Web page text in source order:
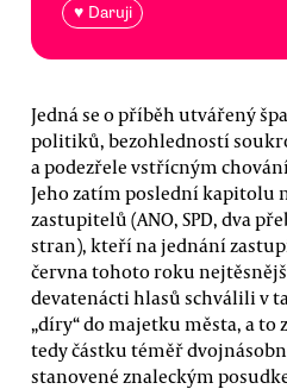
♥ Daruji
Jedná se o příběh utvářený
politiků, bezohledností
a podezřele vstřícným
Jeho zatím poslední kapitolu
zastupitelů (ANO, SPD, dva
stran), kteří na jednání
června tohoto roku
devatenácti hlasů schválili v
„díry“ do majetku města, a to
tedy částku téměř
stanovené znaleckým